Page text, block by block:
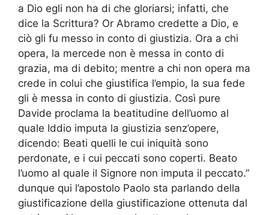
a Dio egli non ha di che gloriarsi; infatti, che
dice la Scrittura? Or Abramo credette a Dio, e
ciò gli fu messo in conto di giustizia. Ora a chi
opera, la mercede non è messa in conto di
grazia, ma di debito; mentre a chi non opera ma
crede in colui che giustifica l’empio, la sua fede
gli è messa in conto di giustizia. Così pure
Davide proclama la beatitudine dell’uomo al
quale Iddio imputa la giustizia senz’opere,
dicendo: Beati quelli le cui iniquità sono
perdonate, e i cui peccati sono coperti. Beato
l’uomo al quale il Signore non imputa il peccato.”
dunque qui l’apostolo Paolo sta parlando della
giustificazione della giustificazione ottenuta dal